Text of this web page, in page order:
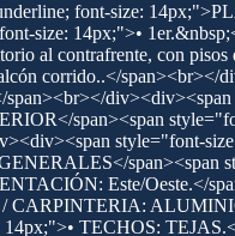
font-size:
size: 14px;">•
al contrafrente, con
corrido..</
span><span
style="font-
span><span
Este/Oeste.</
CARPINTERIA:
TECHOS: